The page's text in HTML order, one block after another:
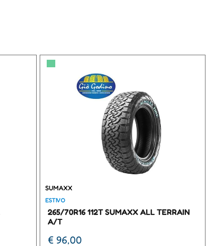
▀
SUMAXX
ESTIVO
265/70R16 112T SUMAXX ALL TERRAIN
A/T
€ 96,00